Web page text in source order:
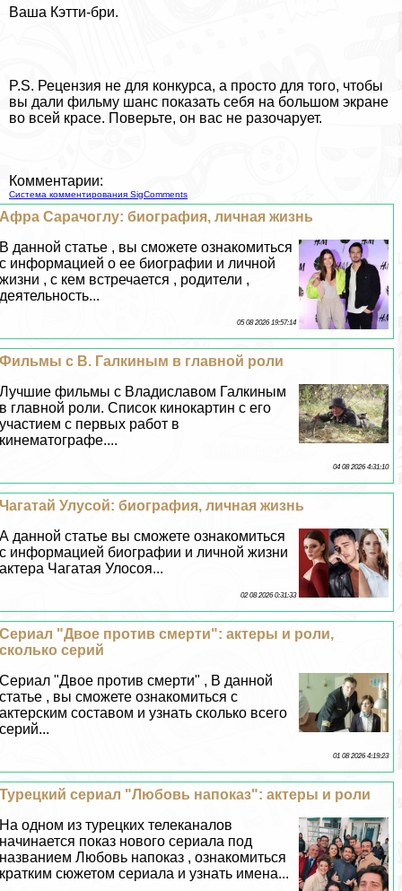
Ваша Кэтти-бри.
P.S. Рецензия не для конкурса, а просто для того, чтобы
вы дали фильму шанс показать себя на большом экране
во всей красе. Поверьте, он вас не разочарует.
Комментарии:
Система комментирования SigComments
Афра Сарачоглу: биография, личная жизнь
В данной статье , вы сможете ознакомиться
с информацией о ее биографии и личной
жизни , с кем встречается , родители ,
деятельность...
05 08 2026 19:57:14
Фильмы с В. Галкиным в главной роли
Лучшие фильмы с Владиславом Галкиным
в главной роли. Список кинокартин с его
участием с первых работ в
кинематографе....
04 08 2026 4:31:10
Чагатай Улусой: биография, личная жизнь
А данной статье вы сможете ознакомиться
с информацией биографии и личной жизни
актера Чагатая Улосоя...
02 08 2026 0:31:33
Сериал "Двое против cмepти": актеры и роли,
сколько серий
Сериал "Двое против cмepти" , В данной
статье , вы сможете ознакомиться с
актерским составом и узнать сколько всего
серий...
01 08 2026 4:19:23
Турецкий сериал "Любовь напоказ": актеры и роли
На одном из турецких телеканалов
начинается показ нового сериала под
названием Любовь напоказ , ознакомиться
кратким сюжетом сериала и узнать имена...